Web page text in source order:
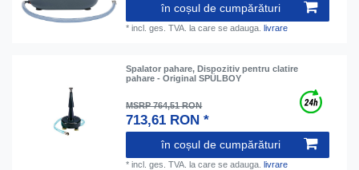
în coșul de cumpărături
*incl. ges. TVA. la care se adauga.livrare
Spalator pahare, Dispozitiv pentru clatire
pahare - Original SPÜLBOY
MSRP 764,51 RON
713,61 RON *
în coșul de cumpărături
*incl. ges. TVA. la care se adauga.livrare